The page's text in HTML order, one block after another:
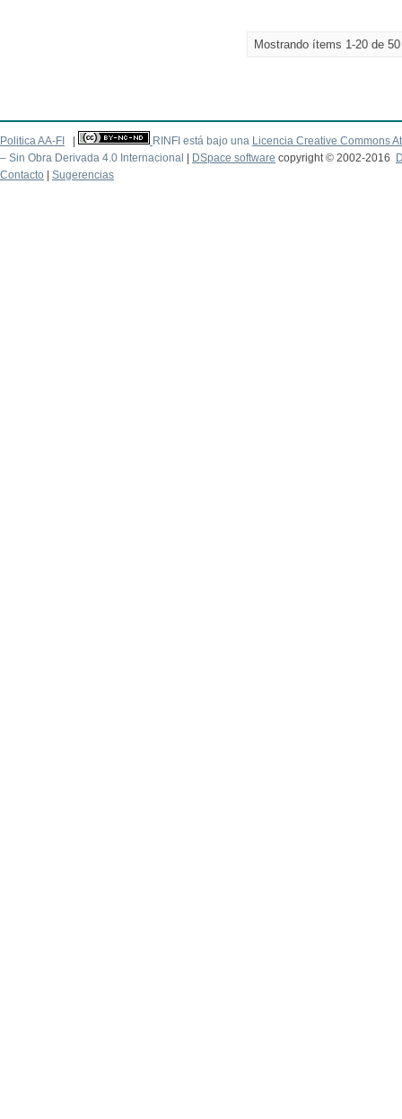
Mostrando ítems 1-20 de 50
Politica AA-FI RINFI está bajo una Licencia Creative Commons
– Sin Obra Derivada 4.0 Internacional
DSpace software copyright © 2002-2016
Contacto
Sugerencias